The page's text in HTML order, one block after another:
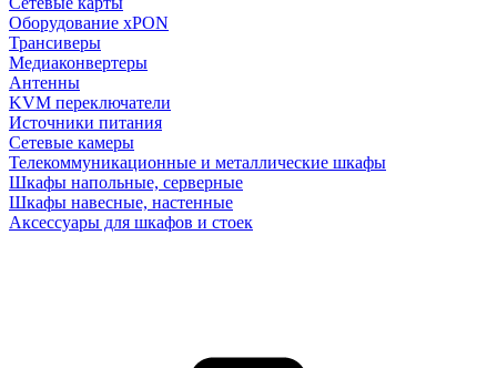
Оборудование xPON
Трансиверы
Медиаконвертеры
Антенны
KVM переключатели
Источники питания
Сетевые камеры
Телекоммуникационные и металлические шкафы
Шкафы напольные, серверные
Шкафы навесные, настенные
Аксессуары для шкафов и стоек